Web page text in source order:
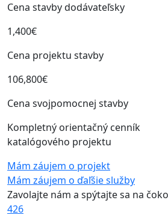
Cena stavby dodávateľsky
1,400€
Cena projektu stavby
106,800€
Cena svojpomocnej stavby
Kompletný orientačný cenník
katalógového projektu
Mám záujem o projekt
Mám záujem o ďaľšie služby
Zavolajte nám a spýtajte sa na
426